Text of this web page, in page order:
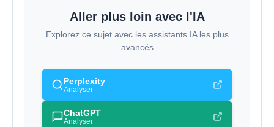
Aller plus loin avec l'IA
Explorez ce sujet avec les assistants IA les plus
avancés
Perplexity
Analyser
ChatGPT
Analyser